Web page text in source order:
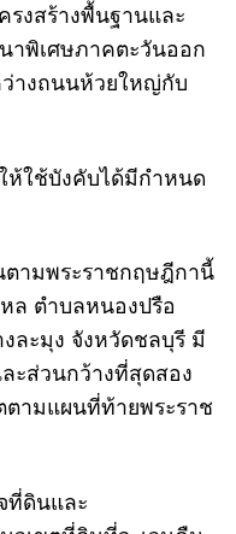
งสร้างพื้นฐานและ
าพิเศษภาคตะวันออก
ว่างถนนห้วยใหญ่กับ
ใช้บังคับได้มีกำหนด
ามพระราชกฤษฎีกานี้
ล ตำบลหนองปรือ
ละมุง จังหวัดชลบุรี มี
ะส่วนกว้างที่สุดสอง
ตามแผนที่ท้ายพระราช
ที่ดินและ